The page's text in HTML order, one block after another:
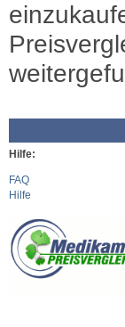
Hilfe:
FAQ
Hilfe